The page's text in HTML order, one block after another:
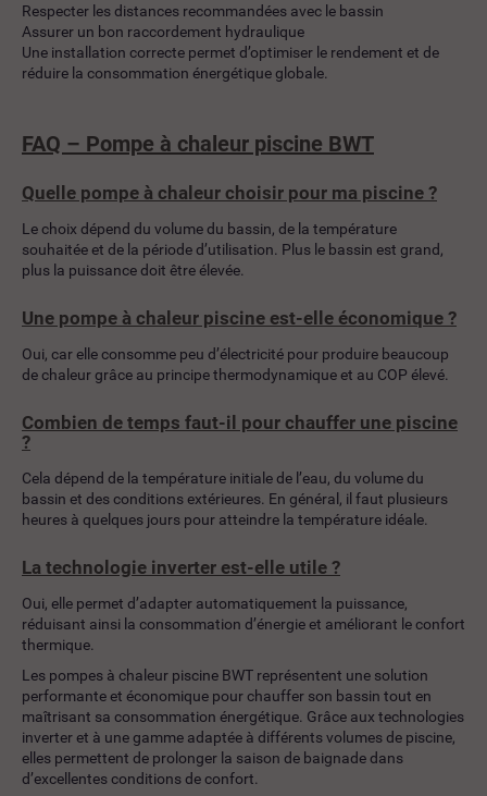
Respecter les distances recommandées avec le bassin
Assurer un bon raccordement hydraulique
Une installation correcte permet d’optimiser le rendement et de
réduire la consommation énergétique globale.
FAQ – Pompe à chaleur piscine BWT
Quelle pompe à chaleur choisir pour ma piscine ?
Le choix dépend du volume du bassin, de la température
souhaitée et de la période d’utilisation. Plus le bassin est grand,
plus la puissance doit être élevée.
Une pompe à chaleur piscine est-elle économique ?
Oui, car elle consomme peu d’électricité pour produire beaucoup
de chaleur grâce au principe thermodynamique et au COP élevé.
Combien de temps faut-il pour chauffer une piscine
?
Cela dépend de la température initiale de l’eau, du volume du
bassin et des conditions extérieures. En général, il faut plusieurs
heures à quelques jours pour atteindre la température idéale.
La technologie inverter est-elle utile ?
Oui, elle permet d’adapter automatiquement la puissance,
réduisant ainsi la consommation d’énergie et améliorant le confort
thermique.
Les pompes à chaleur piscine BWT représentent une solution
performante et économique pour chauffer son bassin tout en
maîtrisant sa consommation énergétique. Grâce aux technologies
inverter et à une gamme adaptée à différents volumes de piscine,
elles permettent de prolonger la saison de baignade dans
d’excellentes conditions de confort.